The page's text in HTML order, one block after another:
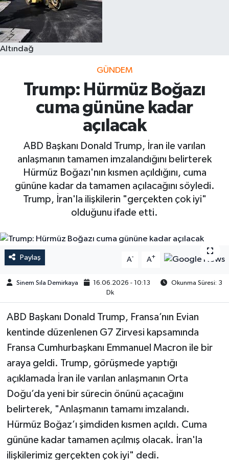
Altındağ
GÜNDEM
Trump: Hürmüz Boğazı
cuma gününe kadar
açılacak
ABD Başkanı Donald Trump, İran ile varılan
anlaşmanın tamamen imzalandığını belirterek
Hürmüz Boğazı'nın kısmen açıldığını, cuma
gününe kadar da tamamen açılacağını söyledi.
Trump, İran'la ilişkilerin "gerçekten çok iyi"
olduğunu ifade etti.
Paylaş A- A+
Sinem Sıla Demirkaya 16.06.2026 - 10:13
Okunma Süresi: 3
Dk
ABD Başkanı Donald Trump, Fransa’nın Evian
kentinde düzenlenen G7 Zirvesi kapsamında
Fransa Cumhurbaşkanı Emmanuel Macron ile bir
araya geldi. Trump, görüşmede yaptığı
açıklamada İran ile varılan anlaşmanın Orta
Doğu’da yeni bir sürecin önünü açacağını
belirterek, "Anlaşmanın tamamı imzalandı.
Hürmüz Boğaz’ı şimdiden kısmen açıldı. Cuma
gününe kadar tamamen açılmış olacak. İran'la
ilişkilerimiz gerçekten çok iyi" dedi.